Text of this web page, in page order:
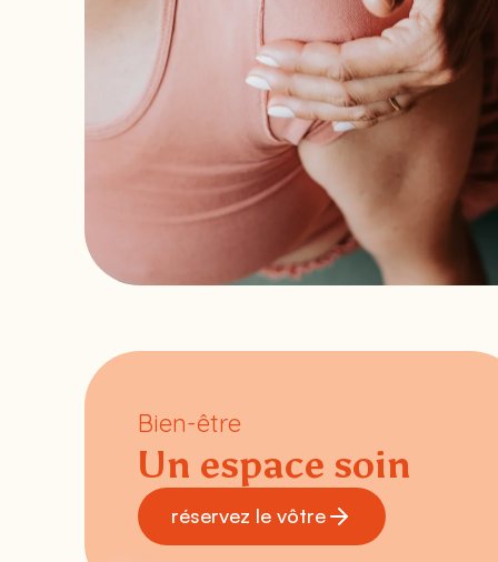
Bien-être
Un espace soin
réservez le vôtre